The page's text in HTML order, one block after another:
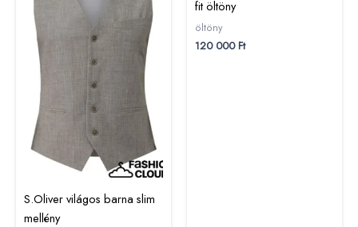
S.Oliver világos barna slim
mellény
fit öltöny
öltöny
120 000Ft